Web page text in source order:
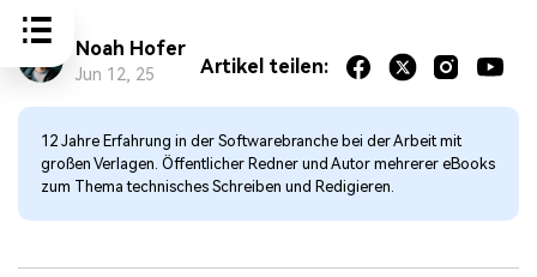
Noah Hofer
Jun 12, 25 Artikel teilen:
12 Jahre Erfahrung in der Softwarebranche bei der Arbeit mit
großen Verlagen. Öffentlicher Redner und Autor mehrerer eBooks
zum Thema technisches Schreiben und Redigieren.